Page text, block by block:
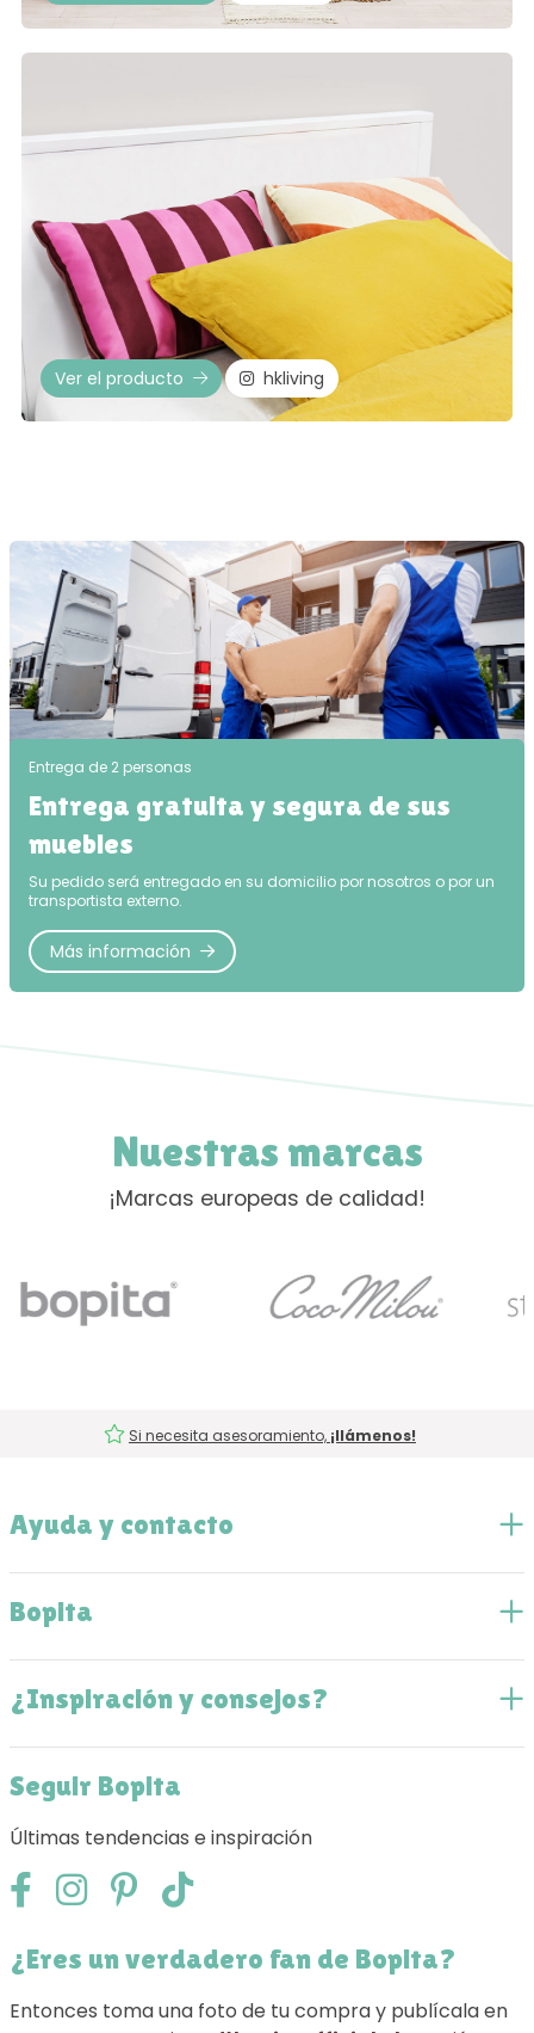
Ver el producto hkliving
Entrega de 2 personas
Entrega gratuita y segura de sus
muebles
Su pedido será entregado en su domicilio por nosotros o por un
transportista externo.
Más información
Nuestras marcas
¡Marcas europeas de calidad!
Si necesita asesoramiento, ¡llámenos!
Ayuda y contacto
Bopita
¿Inspiración y consejos?
Seguir Bopita
Últimas tendencias e inspiración
¿Eres un verdadero fan de Bopita?
Entonces toma una foto de tu compra y publícala en